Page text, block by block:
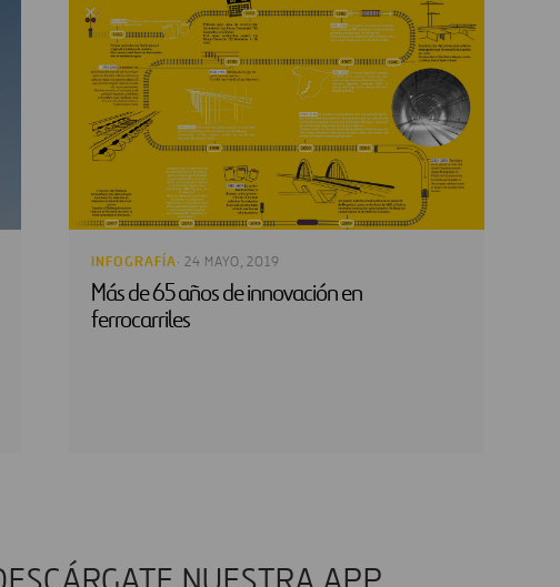
INFOGRAFÍA· 24 MAYO, 2019
Más de 65 años de innovación en
ferrocarriles